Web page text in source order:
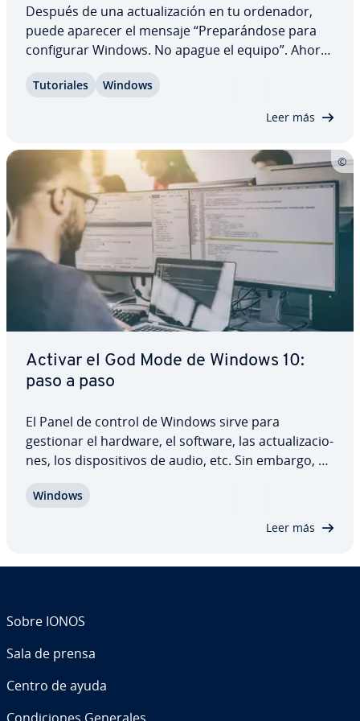
Después de una ac­tua­li­za­ción en tu ordenador,
puede aparecer el mensaje “Pre­pa­rá­n­do­se para
co­n­fi­gu­rar Windows. No apague el equipo”. Ahora
este proceso puede llevar mucho tiempo. Sin
Tu­to­ria­les Windows
Leer más
Activar el God Mode de Windows 10:
paso a paso
El Panel de control de Windows sirve para
gestionar el hardware, el software, las ac­tua­li­za­cio­
nes, los di­s­po­si­ti­vos de audio, etc. Sin embargo, es
rías. De hecho, es probable que al buscar lo que
Windows
Leer más
Sobre IONOS
Sala de prensa
Centro de ayuda